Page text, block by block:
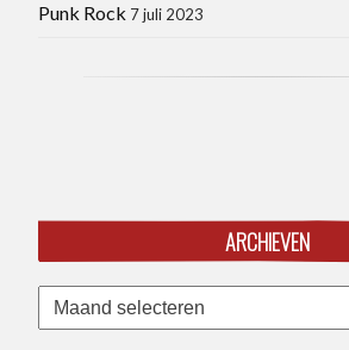
Punk Rock 7 juli 2023
ARCHIEVEN
Archieven